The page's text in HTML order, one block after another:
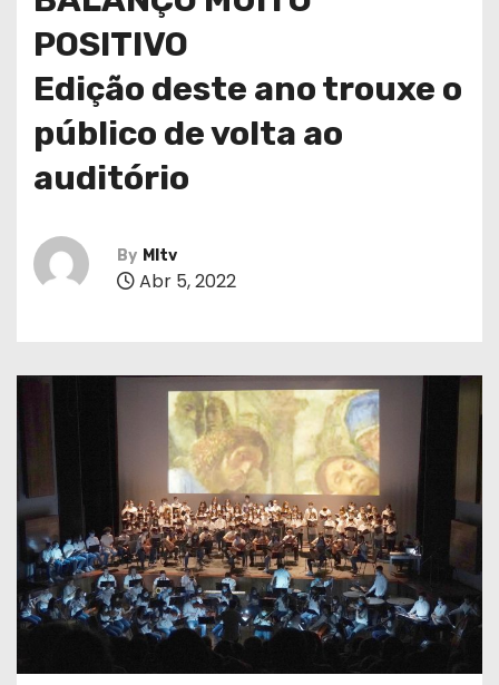
POSITIVO
Edição deste ano trouxe o
público de volta ao
auditório
By MItv
Abr 5, 2022